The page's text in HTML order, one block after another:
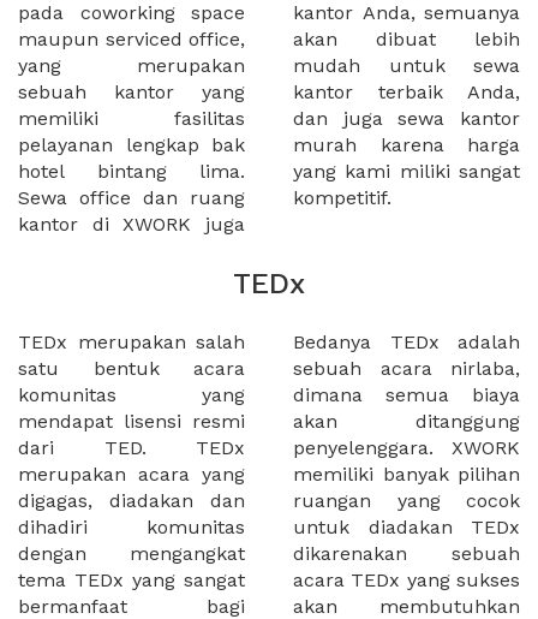
pada coworking space
maupun serviced office,
yang merupakan
sebuah kantor yang
memiliki fasilitas
pelayanan lengkap bak
hotel bintang lima.
Sewa office dan ruang
kantor di XWORK juga
kantor Anda, semuanya
akan dibuat lebih
mudah untuk sewa
kantor terbaik Anda,
dan juga sewa kantor
murah karena harga
yang kami miliki sangat
kompetitif.
TEDx
TEDx merupakan salah
satu bentuk acara
komunitas yang
mendapat lisensi resmi
dari TED. TEDx
merupakan acara yang
digagas, diadakan dan
dihadiri komunitas
dengan mengangkat
tema TEDx yang sangat
bermanfaat bagi
Bedanya TEDx adalah
sebuah acara nirlaba,
dimana semua biaya
akan ditanggung
penyelenggara. XWORK
memiliki banyak pilihan
ruangan yang cocok
untuk diadakan TEDx
dikarenakan sebuah
acara TEDx yang sukses
akan membutuhkan